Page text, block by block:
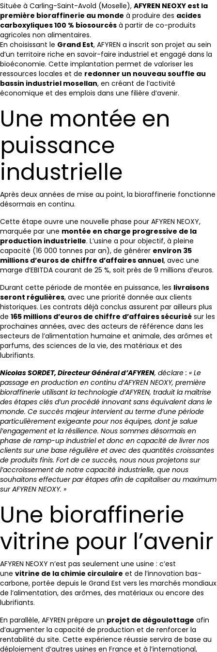
Située à Carling-Saint-Avold (Moselle), AFYREN NEOXY est la
première bioraffinerie au monde à produire des acides
carboxyliques 100 % biosourcés à partir de co-produits
agricoles non alimentaires.
En choisissant le Grand Est, AFYREN a inscrit son projet au sein
d’un territoire riche en savoir-faire industriel et engagé dans la
bioéconomie. Cette implantation permet de valoriser les
ressources locales et de redonner un nouveau souffle au
bassin industriel mosellan, en créant de l’activité
économique et des emplois dans une filière d’avenir.
Une montée en
puissance
industrielle
Après deux années de mise au point, la bioraffinerie fonctionne
désormais en continu.
Cette étape ouvre une nouvelle phase pour AFYREN NEOXY,
marquée par une montée en charge progressive de la
production industrielle. L’usine a pour objectif, à pleine
capacité (16 000 tonnes par an), de générer environ 35
millions d’euros de chiffre d’affaires annuel, avec une
marge d’EBITDA courant de 25 %, soit près de 9 millions d’euros.
Durant cette période de montée en puissance, les livraisons
seront régulières, avec une priorité donnée aux clients
historiques. Les contrats déjà conclus assurent par ailleurs plus
de 165 millions d’euros de chiffre d’affaires sécurisé sur les
prochaines années, avec des acteurs de référence dans les
secteurs de l’alimentation humaine et animale, des arômes et
parfums, des sciences de la vie, des matériaux et des
lubrifiants.
Nicolas SORDET, Directeur Général d’AFYREN, déclare : « Le
passage en production en continu d’AFYREN NEOXY, première
bioraffinerie utilisant la technologie d’AFYREN, traduit la maîtrise
des étapes clés d’un procédé innovant sans équivalent dans le
monde. Ce succès majeur intervient au terme d’une période
particulièrement exigeante pour nos équipes, dont je salue
l’engagement et la résilience. Nous sommes désormais en
phase de ramp-up industriel et donc en capacité de livrer nos
clients sur une base régulière et avec des quantités croissantes
de produits finis. Fort de ce succès, nous nous projetons sur
l’accroissement de notre capacité industrielle, que nous
souhaitons effectuer par étapes afin de capitaliser au maximum
sur AFYREN NEOXY. »
Une bioraffinerie
vitrine pour l’avenir
AFYREN NEOXY n’est pas seulement une usine : c’est
une vitrine de la chimie circulaire et de l’innovation bas-
carbone, portée depuis le Grand Est vers les marchés mondiaux
de l’alimentation, des arômes, des matériaux ou encore des
lubrifiants.
En parallèle, AFYREN prépare un projet de dégoulottage afin
d’augmenter la capacité de production et de renforcer la
rentabilité du site. Cette expérience réussie servira de base au
déploiement d’autres usines en France et à l’international,